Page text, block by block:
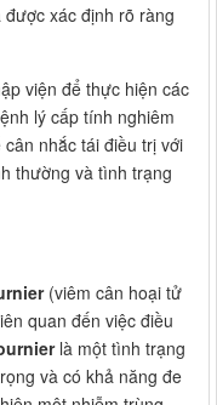
xác định rõ ràng
viện để thực hiện các
lý cấp tính nghiêm
nhắc tái điều trị với
thường và tình trạng
(viêm cân hoại tử
quan đến việc điều
là một tình trạng
và có khả năng đe